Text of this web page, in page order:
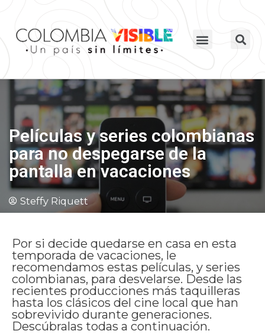
Películas y series colombianas
para no despegarse de la
pantalla en vacaciones
Steffy Riquett
Por si decide quedarse en casa en esta
temporada de vacaciones, le
recomendamos estas películas, y series
colombianas, para desvelarse. Desde las
recientes producciones más taquilleras
hasta los clásicos del cine local que han
sobrevivido durante generaciones.
Descúbralas todas a continuación.